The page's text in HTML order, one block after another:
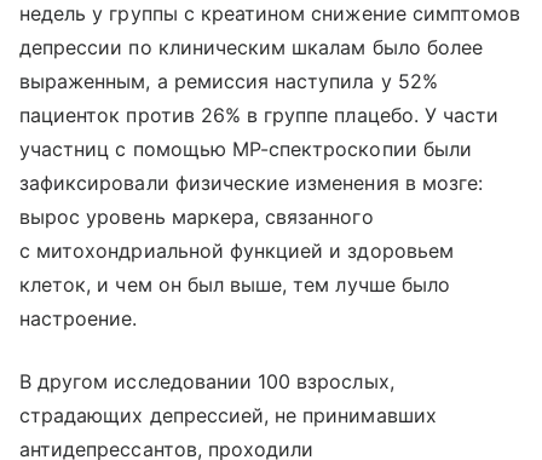
недель у группы с креатином снижение симптомов
депрессии по клиническим шкалам было более
выраженным, а ремиссия наступила у 52%
пациенток против 26% в группе плацебо. У части
участниц с помощью МР-спектроскопии были
зафиксировали физические изменения в мозге:
вырос уровень маркера, связанного
с митохондриальной функцией и здоровьем
клеток, и чем он был выше, тем лучше было
настроение.
В другом исследовании 100 взрослых,
страдающих депрессией, не принимавших
антидепрессантов, проходили